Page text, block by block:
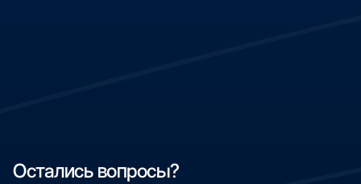
Остались вопросы?